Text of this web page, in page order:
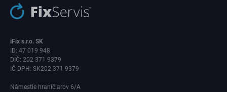
iFix s.r.o. SK
ID: 47 019 948
DIČ: 202 371 9379
IČ DPH: SK202 371 9379
Námestie hraničiarov 6/A